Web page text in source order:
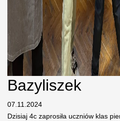
Bazyliszek
07.11.2024
Dzisiaj 4c zaprosiła uczniów klas